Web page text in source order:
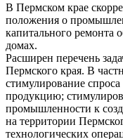
В Пермском крае
положения о
капитального ремонта
домах.
Расширен перечень
Пермского края. В
стимулирование
продукцию;
промышленности к
на территории
технологических